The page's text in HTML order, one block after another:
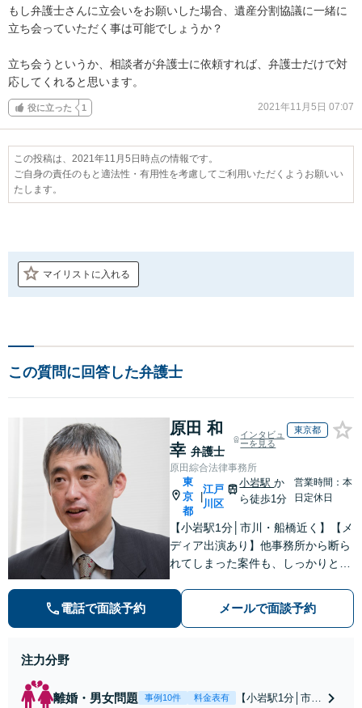
もし弁護士さんに立会いをお願いした場合、遺産分割協議に一緒に
立ち会っていただく事は可能でしょうか？
立ち会うというか、相談者が弁護士に依頼すれば、弁護士だけで対
応してくれると思います。
役に立った 1 2021年11月5日 07:07
この投稿は、2021年11月5日時点の情報です。
ご自身の責任のもと適法性・有用性を考慮してご利用いただくようお願いい
たします。
マイリストに入れる
この質問に回答した弁護士
原田 和
幸 弁護士
インタビュ
ーを見る
東京都
原田綜合法律事務所
東
京
都
|
江戸
川区
小岩駅か
ら徒歩1分
営業時間：本
日定休日
【小岩駅1分│市川・船橋近く】【メ
ディア出演あり】他事務所から断ら
れてしまった案件も、しっかりと面
【解決実績約1000件】豊富な離婚調
停・裁判実績あり【不動産業界出
電話で面談予約 メールで面談予約
注力分野
離婚・男女問題 事例10件 料金表有
【小岩駅1分│市